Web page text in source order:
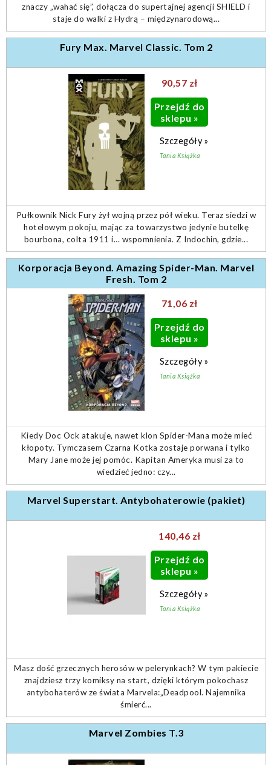
znaczy „wahać się”, dołącza do supertajnej agencji SHIELD i
staje do walki z Hydrą – międzynarodową...
Fury Max. Marvel Classic. Tom 2
90,57 zł
Przejdź do
sklepu »
Szczegóły »
Tania Książka
Pułkownik Nick Fury żył wojną przez pół wieku. Teraz siedzi w
hotelowym pokoju, mając za towarzystwo jedynie butelkę
bourbona, colta 1911 i… wspomnienia. Z Indochin, gdzie...
Korporacja Beyond. Amazing Spider-Man. Marvel
Fresh. Tom 2
71,06 zł
Przejdź do
sklepu »
Szczegóły »
Tania Książka
Kiedy Doc Ock atakuje, nawet klon Spider-Mana może mieć
kłopoty. Tymczasem Czarna Kotka zostaje porwana i tylko
Mary Jane może jej pomóc. Kapitan Ameryka musi za to
wiedzieć jedno: czy...
Marvel Superstart. Antybohaterowie (pakiet)
140,46 zł
Przejdź do
sklepu »
Szczegóły »
Tania Książka
Masz dość grzecznych herosów w pelerynkach? W tym pakiecie
znajdziesz trzy komiksy na start, dzięki którym pokochasz
antybohaterów ze świata Marvela:„Deadpool. Najemnika
śmierć...
Marvel Zombies T.3